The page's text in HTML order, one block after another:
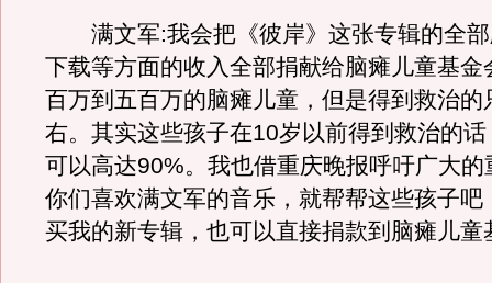
满文军:我会把《彼岸》这张专辑的全部
下载等方面的收入全部捐献给脑瘫儿童基金
百万到五百万的脑瘫儿童，但是得到救治
右。其实这些孩子在10岁以前得到救治的
可以高达90%。我也借重庆晚报呼吁广大的
你们喜欢满文军的音乐，就帮帮这些孩子吧
买我的新专辑，也可以直接捐款到脑瘫儿童